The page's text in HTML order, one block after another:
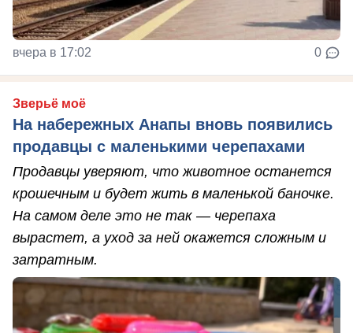
вчера в 17:02 0
Зверьё моё
На набережных Анапы вновь появились
продавцы с маленькими черепахами
Продавцы уверяют, что животное останется
крошечным и будет жить в маленькой баночке.
На самом деле это не так — черепаха
вырастет, а уход за ней окажется сложным и
затратным.